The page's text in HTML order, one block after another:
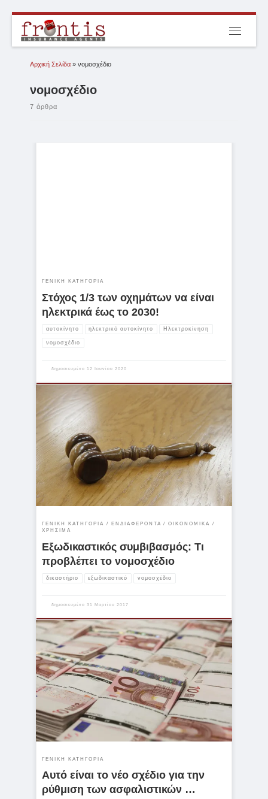
Μετάβαση στο περιεχόμενο
Αρχική Σελίδα » νομοσχέδιο
νομοσχέδιο
7 άρθρα
ΓΕΝΙΚΉ ΚΑΤΗΓΟΡΊΑ
Στόχος 1/3 των οχημάτων να είναι
ηλεκτρικά έως το 2030!
αυτοκίνητο ηλεκτρικό αυτοκίνητο Ηλεκτροκίνηση
νομοσχέδιο
δημοσιευμένο 12 Ιουνίου 2020
Όλες οι επιχειρήσεις μπορούν να ενταχθούν στον εξωδικαστικό
συμβιβασμό, ‬ανεξαρτήτως μεγέθους, περιλαμβανομένων και των
ατομικών, αν έχουν συνολικές οφειλές σε Δημόσιο, ασφαλιστικά
ταμεία, προμηθευτές και τράπεζες, έως 31/12/16, από‭‬ 20.000‭
‬ευρώ‭ ‬και‭ ‬άνω‭. Αυτό προβλέπει το σχέδιο νόμου του υπουργείου
Οικονομίας για την εξωδικαστική ρύθμιση οφειλών των
επιχειρήσεων, που θα συζητηθεί το απόγευμα της Παρασκευής
στη νομοπαρασκευαστική επιτροπή της Βουλής […]
ΓΕΝΙΚΉ ΚΑΤΗΓΟΡΊΑ ΕΝΔΙΑΦΈΡΟΝΤΑ
ΟΙΚΟΝΟΜΙΚΆ
ΧΡΉΣΙΜΑ
Εξωδικαστικός συμβιβασμός: Τι
προβλέπει το νομοσχέδιο
δικαστήριο εξωδικαστικό νομοσχέδιο
δημοσιευμένο 31 Μαρτίου 2017
Το νέο σχέδιο αφορά εκατοντάδες χιλιάδες επιχειρήσεις και θα
υπάρχει διαχωρισμός τους προ και μετά κρίσης Οι οφειλές θα
διαστρωματωθούν και θα κατανεμηθούν σε κατηγορίες με
κριτήρια το ύψος της οφειλής, το μέγεθος της επιχείρησης, τον
αριθμό των εργαζομένων που απασχολεί Θα γίνει επεξεργασία
ρυθμίσεων οι οποίες θα επιτρέπουν στις επιχειρήσεις να
ανταποκριθούν στην καταβολή των οφειλών τους σε μηνιαίες […]
ΓΕΝΙΚΉ ΚΑΤΗΓΟΡΊΑ
Αυτό είναι το νέο σχέδιο για την
ρύθμιση των ασφαλιστικών …